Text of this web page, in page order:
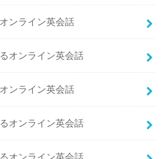
ンライン英会話
オンライン英会話
ンライン英会話
オンライン英会話
オンライン英会話